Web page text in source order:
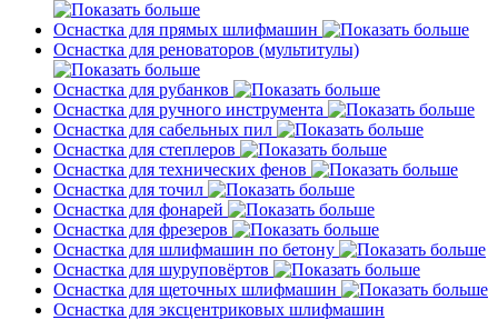
Оснастка для прямых шлифмашин
Оснастка для реноваторов (мультитулы)
Оснастка для рубанков
Оснастка для ручного инструмента
Оснастка для сабельных пил
Оснастка для степлеров
Оснастка для технических фенов
Оснастка для точил
Оснастка для фонарей
Оснастка для фрезеров
Оснастка для шлифмашин по бетону
Оснастка для шуруповёртов
Оснастка для щеточных шлифмашин
Оснастка для эксцентриковых шлифмашин